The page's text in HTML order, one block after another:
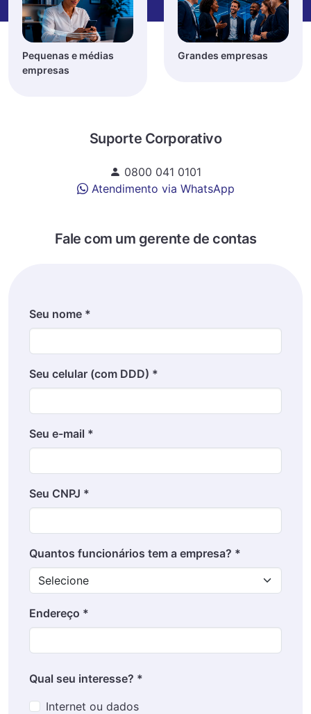
Pequenas e médias
empresas
Grandes empresas
Suporte Corporativo
0800 041 0101
Atendimento via WhatsApp
Fale com um gerente de contas
Seu nome *
Seu celular (com DDD) *
Seu e-mail *
Seu CNPJ *
Quantos funcionários tem a empresa? *
Endereço *
Qual seu interesse? *
Internet ou dados